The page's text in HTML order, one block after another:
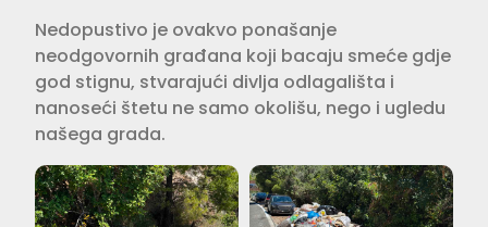
Nedopustivo je ovakvo ponašanje
neodgovornih građana koji bacaju smeće gdje
god stignu, stvarajući divlja odlagališta i
nanoseći štetu ne samo okolišu, nego i ugledu
našega grada.